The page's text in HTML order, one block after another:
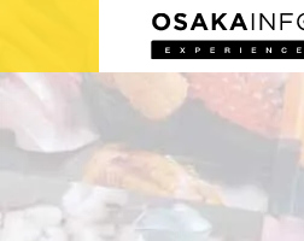
ログイン／登録
USD